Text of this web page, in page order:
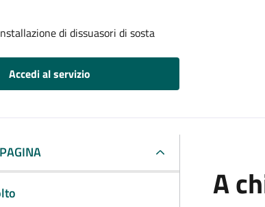
di dissuasori di sosta
Accedi al servizio
A